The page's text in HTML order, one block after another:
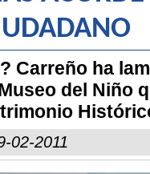
Carreño ha
del Niño
02-2011